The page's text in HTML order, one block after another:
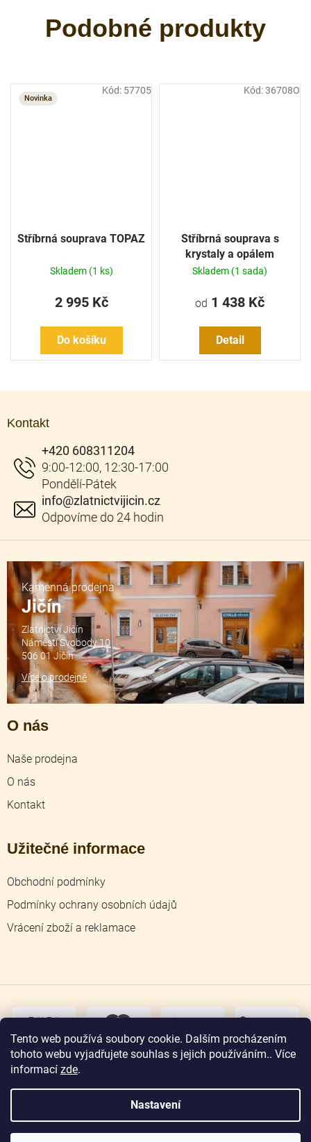
Tento web používá soubory cookie. Dalším procházením
tohoto webu vyjadřujete souhlas s jejich používáním.. Více
informací zde.
Nastavení
Novinka
Stříbrná souprava TOPAZ
Skladem (1 ks)
2 995 Kč
Do košíku
Kód: 57705
Stříbrná souprava s
krystaly a opálem
Skladem (1 sada)
od 1 438 Kč
Detail
Kód:36708O
Kontakt
info@zlatnictvijicin.cz
+420 608311204
O nás
Naše prodejna
O nás
Kontakt
Užitečné informace
Obchodní podmínky
Podmínky ochrany osobních údajů
Vrácení zboží a reklamace
Kamenná prodejna
Jičín
Zlatnictví Jičín
Náměstí Svobody 10
506 01 Jičín
Více o prodejně
osobní
Copyright 2026Zlatnictví Jičín. Všechna práva
vyhrazena.